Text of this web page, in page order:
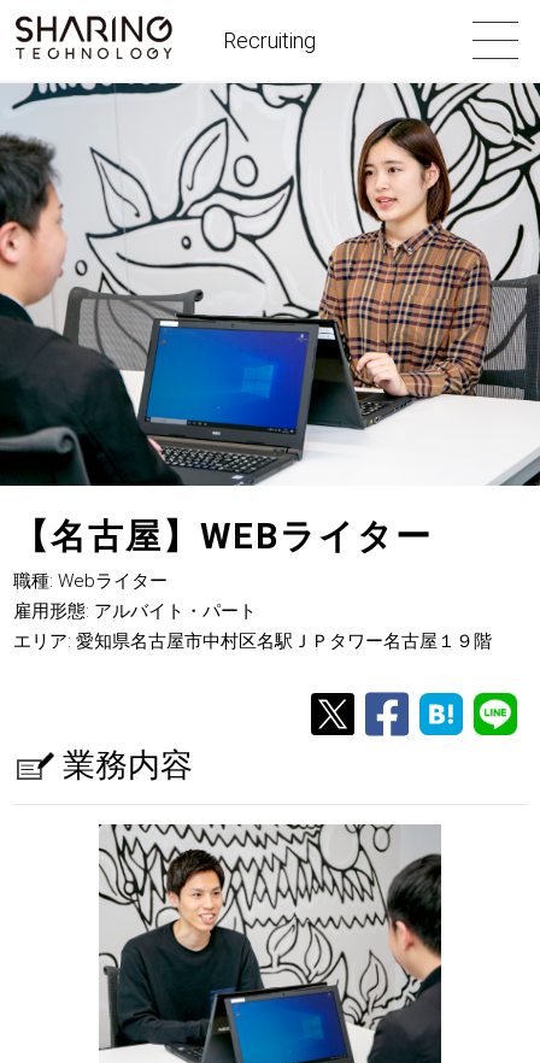
Recruiting
【名古屋】WEBライター
職種: Webライター
雇用形態: アルバイト・パート
エリア: 愛知県名古屋市中村区名駅ＪＰタワー名古屋１９階
業務内容